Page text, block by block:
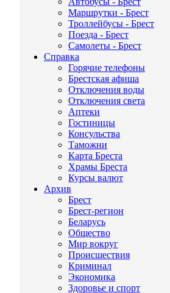
Маршрутки - Брест
Троллейбусы - Брест
Поезда - Брест
Самолеты - Брест
Справка
Горячие телефоны
Брестская афиша
Отключения воды
Отключения света
Аптеки
Гостиницы
Консульства
Таможни
Карта Бреста
Храмы Бреста
Курсы валют
Архив
Брест
Брест-регион
Беларусь
Общество
Мир вокруг
Происшествия
Криминал
Экономика
Здоровье и спорт